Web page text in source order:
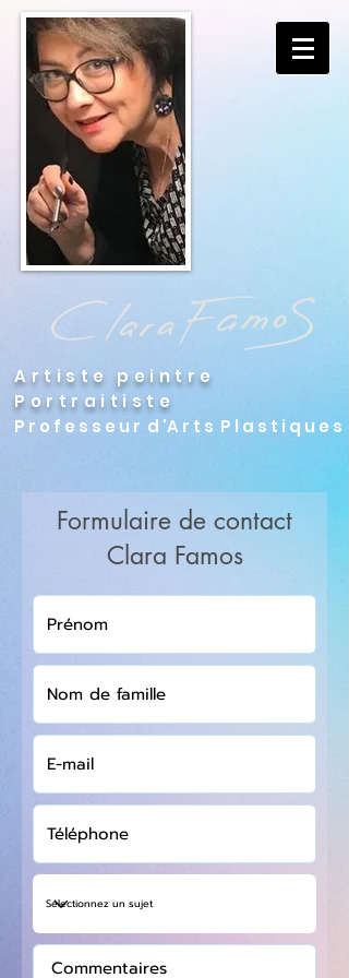
Artiste peintre
Portraitiste
P r o f e s s e u r d 'A r t s P l a s t i q u e s
Formulaire de contact
Clara Famos